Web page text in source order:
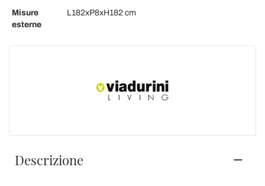
Misure
esterne
L182xP8xH182 cm
Descrizione